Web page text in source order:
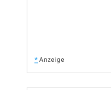
* Anzeige